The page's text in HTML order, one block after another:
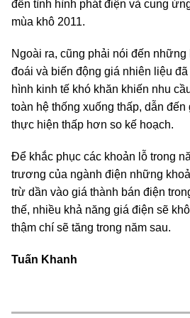
đến tình hình phát điện và cung
mùa khô 2011.
Ngoài ra, cũng phải nói đến
đoái và biến động giá nhiên liệu
hình kinh tế khó khăn khiến nhu
toàn hệ thống xuống thấp, dẫn
thực hiện thấp hơn so kế hoạch.
Để khắc phục các khoản lỗ trong
trương của ngành điện những
trừ dần vào giá thành bán điện
thế, nhiều khả năng giá điện sẽ
thậm chí sẽ tăng trong năm sau.
Tuấn Khanh